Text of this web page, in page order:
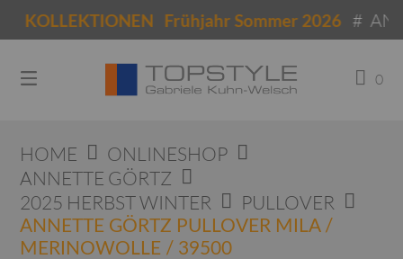
Springen
Inhalt
Frühjahr Sommer 2026#
0
HOME
ONLINESHOP
ANNETTE GÖRTZ
2025 HERBST WINTER
PULLOVER
ANNETTE GÖRTZ PULLOVER MILA /
MERINOWOLLE / 39500